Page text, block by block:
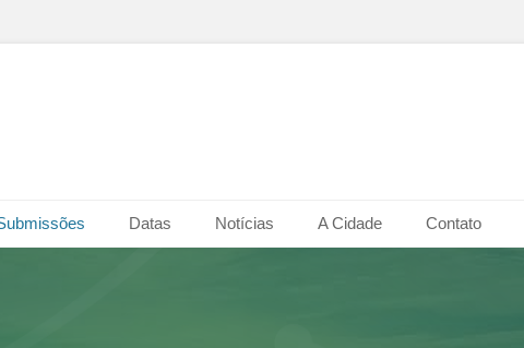
Datas Notícias A Cidade Contato